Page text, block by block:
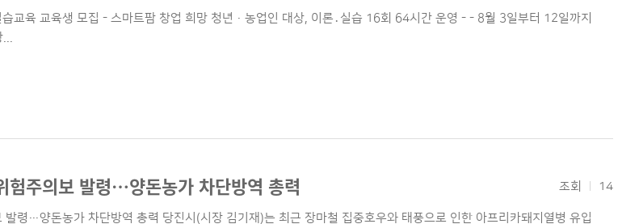
교육 교육생 모집 - 스마트팜 창업 희망 청년·농업인 대상, 이론․실습 16회 64시간 운영 - - 8월 3일부터 12일까지
험주의보 발령…양돈농가 차단방역 총력
발령…양돈농가 차단방역 총력 당진시(시장 김기재)는 최근 장마철 집중호우와 태풍으로 인한 아프리카돼지열병 유입
조회 14